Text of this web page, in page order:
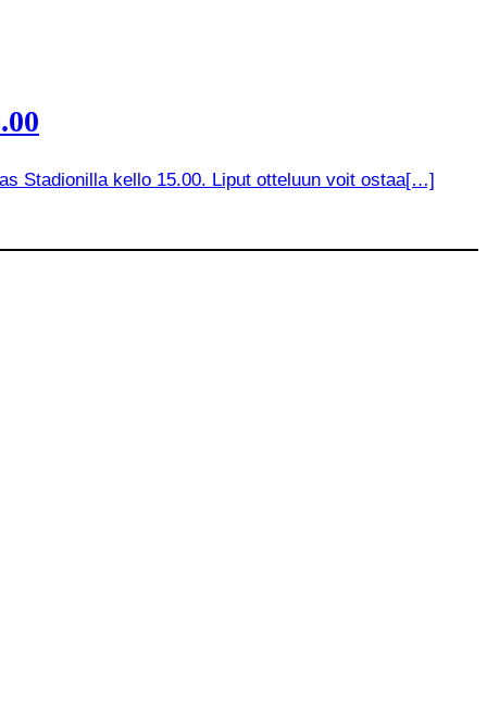
Stadionilla kello 15.00. Liput otteluun voit ostaa[…]